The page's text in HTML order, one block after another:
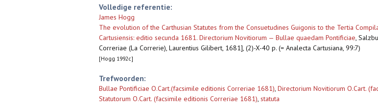
Volledige referentie:
James Hogg
The evolution of the Carthusian Statutes from the Consuetudines Guigonis to the Tertia
Cartusiensis: editio secunda 1681. Directorium Novitiorum — Bullae quaedam Pontificiae,
Correriae (La Correrie), Laurentius Gilibert, 1681], (2)-X-40 p. (= Analecta Cartusiana, 99:7)
[Hogg 1992c]
Trefwoorden:
Bullae Pontificiae O.Cart.(facsimile editionis Correriae 1681), Directorium Novitiorum O.Cart.
Statutorum O.Cart. (facsimile editionis Correriae 1681), statuta